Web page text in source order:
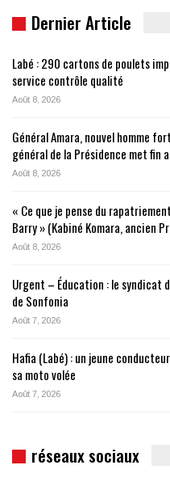
Dernier Article
Labé : 290 cartons de poulets
service contrôle qualité
Août 8, 2026
Général Amara, nouvel homme
général de la Présidence met fin
Août 8, 2026
« Ce que je pense du
Barry » (Kabiné Komara, ancien
Août 8, 2026
Urgent – Éducation : le syndicat
de Sonfonia
Août 7, 2026
Hafia (Labé) : un jeune
sa moto volée
Août 7, 2026
réseaux sociaux